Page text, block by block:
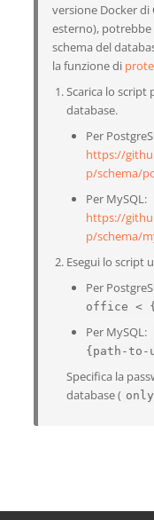
versione Docker di
esterno), potrebbe
schema del
la funzione di
Scarica lo script
database.
Per
https://
p/schema/
Per MySQL:
https://
p/schema/
Esegui lo script
Per
office <
Per MySQL:
{path-to-
Specifica la
database (